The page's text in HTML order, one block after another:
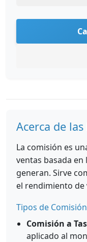
Acerca de
La comisión es
ventas basada
generan. Sirve
el rendimiento de
Tipos de Comisión
Comisión a
aplicado al